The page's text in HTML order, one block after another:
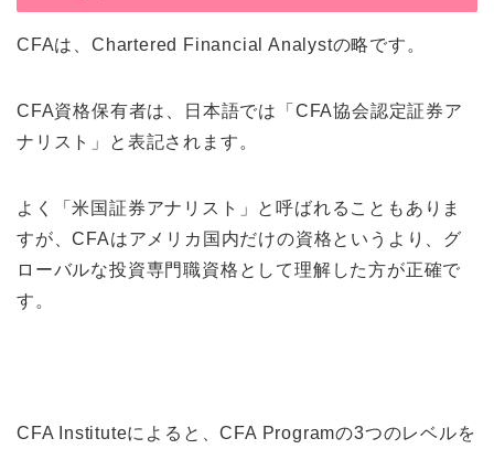
CFAは、Chartered Financial Analystの略です。
CFA資格保有者は、日本語では「CFA協会認定証券ア
ナリスト」と表記されます。
よく「米国証券アナリスト」と呼ばれることもありま
すが、CFAはアメリカ国内だけの資格というより、グ
ローバルな投資専門職資格として理解した方が正確で
す。
CFA Instituteによると、CFA Programの3つのレベルを